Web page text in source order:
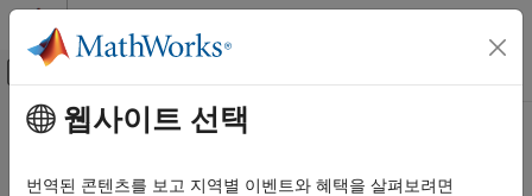
콘텐츠로 바로 가기
오프캔버스 탐색 메뉴 토글
문서 홈
주요 콘텐츠
다운링크 제어 정보
웹사이트 선택
번역된 콘텐츠를 보고 지역별 이벤트와 혜택을 살펴보려면